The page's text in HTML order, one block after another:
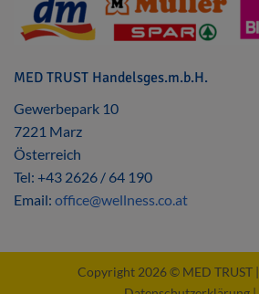
MED TRUST Handelsges.m.b.H.
Gewerbepark 10
7221 Marz
Österreich
Tel: +43 2626 / 64 190
Email: office@wellness.co.at
Copyright 2026 © MED TRUST |